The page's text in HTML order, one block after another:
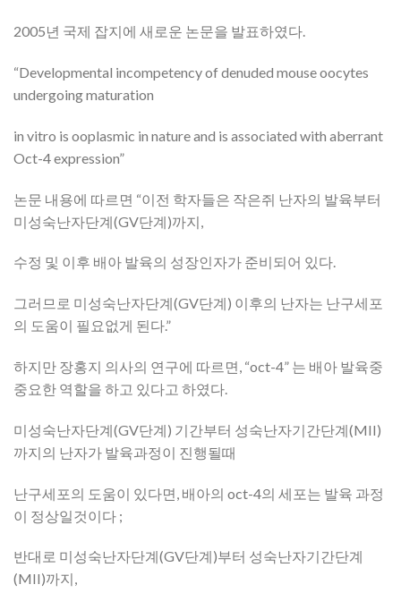
2005년 국제 잡지에 새로운 논문을 발표하였다.
“Developmental incompetency of denuded mouse oocytes
undergoing maturation
in vitro is ooplasmic in nature and is associated with aberrant
Oct-4 expression”
논문 내용에 따르면 “이전 학자들은 작은쥐 난자의 발육부터
미성숙난자단계(GV단계)까지,
수정 및 이후 배아 발육의 성장인자가 준비되어 있다.
그러므로 미성숙난자단계(GV단계) 이후의 난자는 난구세포
의 도움이 필요없게 된다.”
하지만 장홍지 의사의 연구에 따르면, “oct-4” 는 배아 발육중
중요한 역할을 하고 있다고 하였다.
미성숙난자단계(GV단계) 기간부터 성숙난자기간단계(MII)
까지의 난자가 발육과정이 진행될때
난구세포의 도움이 있다면, 배아의 oct-4의 세포는 발육 과정
이 정상일것이다 ;
반대로 미성숙난자단계(GV단계)부터 성숙난자기간단계
(MII)까지,